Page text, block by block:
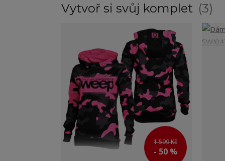
Vytvoř si svůj komplet 3
1 599 Kč
- 50 %